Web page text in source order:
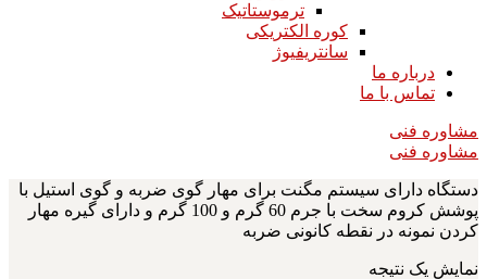
ترموستاتیک
کوره الکتریکی
سانتریفیوژ
درباره ما
تماس با ما
مشاوره فنی
مشاوره فنی
دستگاه دارای سیستم مگنت برای مهار گوی ضربه و گوی استیل با
پوشش کروم سخت با جرم 60 گرم و 100 گرم و دارای گیره مهار
کردن نمونه در نقطه کانونی ضربه
نمایش یک نتیجه